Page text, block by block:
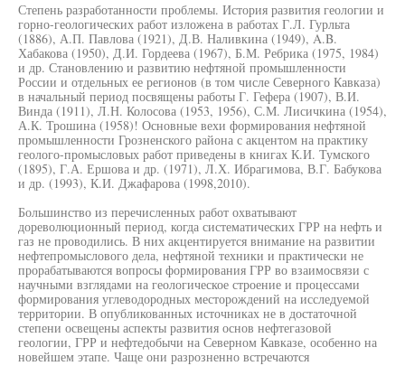
Степень разработанности проблемы. История развития геологии и
горно-геологических работ изложена в работах Г.Л. Гурльта
(1886), А.П. Павлова (1921), Д.В. Наливкина (1949), A.B.
Хабакова (1950), Д.И. Гордеева (1967), Б.М. Ребрика (1975, 1984)
и др. Становлению и развитию нефтяной промышленности
России и отдельных ее регионов (в том числе Северного Кавказа)
в начальный период посвящены работы Г. Гефера (1907), В.И.
Винда (1911), Л.Н. Колосова (1953, 1956), С.М. Лисичкина (1954),
А.К. Трошина (1958)! Основные вехи формирования нефтяной
промышленности Грозненского района с акцентом на практику
геолого-промысловых работ приведены в книгах К.И. Тумского
(1895), Г.А. Ершова и др. (1971), Л.Х. Ибрагимова, В.Г. Бабукова
и др. (1993), К.И. Джафарова (1998,2010).
Большинство из перечисленных работ охватывают
дореволюционный период, когда систематических ГРР на нефть и
газ не проводились. В них акцентируется внимание на развитии
нефтепромыслового дела, нефтяной техники и практически не
прорабатываются вопросы формирования ГРР во взаимосвязи с
научными взглядами на геологическое строение и процессами
формирования углеводородных месторождений на исследуемой
территории. В опубликованных источниках не в достаточной
степени освещены аспекты развития основ нефтегазовой
геологии, ГРР и нефтедобычи на Северном Кавказе, особенно на
новейшем этапе. Чаще они разрозненно встречаются